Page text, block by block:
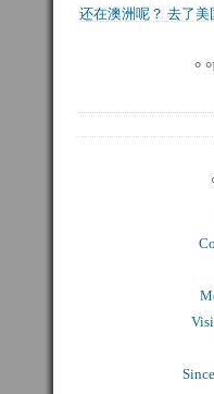
还在澳洲呢？ 去了美
°